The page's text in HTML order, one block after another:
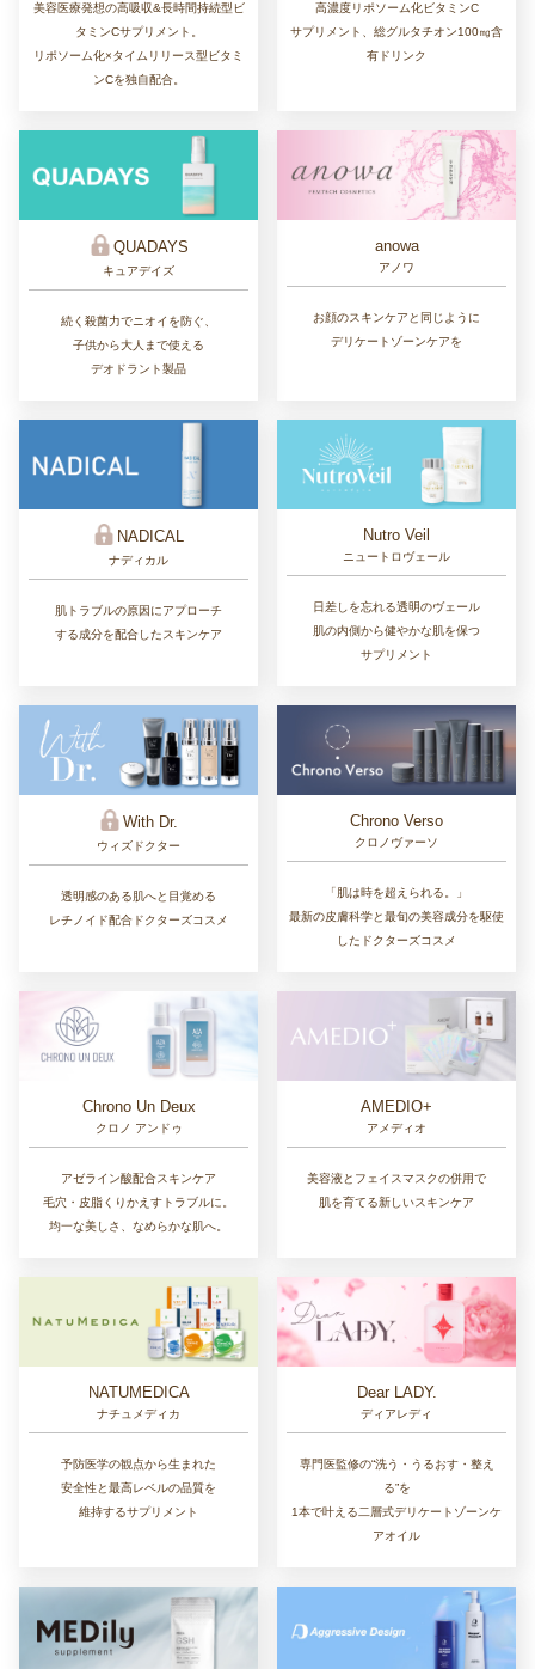
美容医療発想の高吸収&長時間持続型ビ
タミンCサプリメント。
リポソーム化×タイムリリース型ビタミ
ンCを独自配合。
高濃度リポソーム化ビタミンC
サプリメント、総グルタチオン100㎎含
有ドリンク
QUADAYS
キュアデイズ
続く殺菌力でニオイを防ぐ、
子供から大人まで使える
デオドラント製品
anowa
アノワ
お顔のスキンケアと同じように
デリケートゾーンケアを
NADICAL
ナディカル
肌トラブルの原因にアプローチ
する成分を配合したスキンケア
Nutro Veil
ニュートロヴェール
日差しを忘れる透明のヴェール
肌の内側から健やかな肌を保つ
サプリメント
With Dr.
ウィズドクター
透明感のある肌へと目覚める
レチノイド配合ドクターズコスメ
Chrono Verso
クロノヴァーソ
「肌は時を超えられる。」
最新の皮膚科学と最旬の美容成分を駆使
したドクターズコスメ
Chrono Un Deux
クロノ アンドゥ
アゼライン酸配合スキンケア
毛穴・皮脂くりかえすトラブルに。
均一な美しさ、なめらかな肌へ。
AMEDIO+
アメディオ
美容液とフェイスマスクの併用で
肌を育てる新しいスキンケア
NATUMEDICA
ナチュメディカ
予防医学の観点から生まれた
安全性と最高レベルの品質を
維持するサプリメント
Dear LADY.
ディアレディ
専門医監修の“洗う・うるおす・整え
る”を
1本で叶える二層式デリケートゾーンケ
アオイル